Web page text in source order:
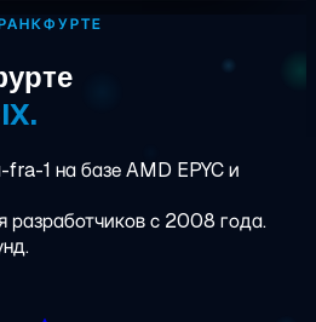
1 на базе AMD EPYC и
разработчиков с 2008 года.